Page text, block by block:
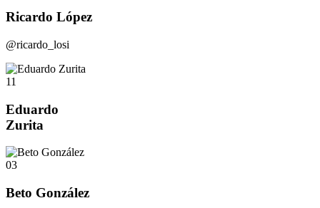
Ricardo López
@ricardo_losi
11
Eduardo
Zurita
03
Beto González